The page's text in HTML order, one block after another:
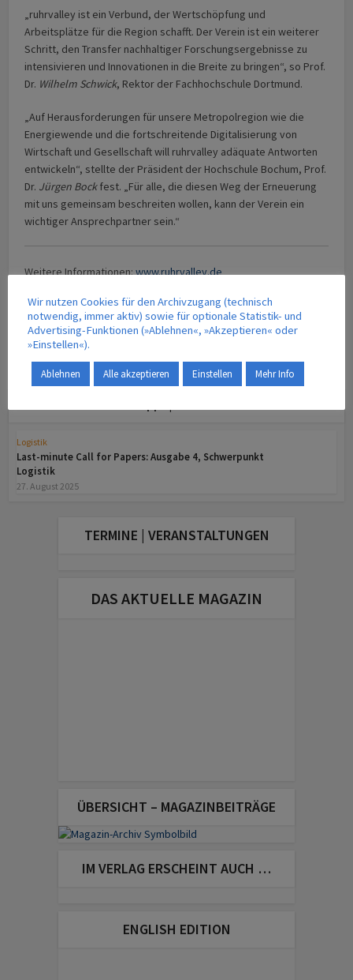
„ruhrvalley ist ein Verbund, der Wertschöpfung und
Arbeitsplätze für die Region schafft. Der Verein ist ein weiterer
Schritt, den Transfer nachhaltiger Forschungsergebnisse zu
intensivieren und Innovationen in die Breite zu bringen“, so Prof.
Dr. Wilhelm Schwick, Rektor der Fachhochschule Dortmund.
„Auf Herausforderungen für unsere Metropolregion wie die
Energiewende und die fortschreitende Digitalisierung von
Wirtschaft und Gesellschaft will ruhrvalley adäquate Antworten
entwickeln“, stellte der Präsident der Hochschule Bochum, Prof.
Dr. Jürgen Bockfest. „Für alle, die diesen Weg der Erneuerung
mit uns gemeinsam beschreiten wollen, kann der Verein ein
wichtiger Ansprechpartner sein.“
Weitere Informationen:www.ruhrvalley.de
Digitalisierung Energieversorgung
Mobilität
Wissenschaft
Logistik
Last-minute Call for Papers: Ausgabe 4, Schwerpunkt
Logistik
27. August 2025
TERMINE | VERANSTALTUNGEN
DAS AKTUELLE MAGAZIN
ÜBERSICHT – MAGAZINBEITRÄGE
IM VERLAG ERSCHEINT AUCH …
ENGLISH EDITION
Wir nutzen Cookies für den Archivzugang (technisch
notwendig, immer aktiv) sowie für optionale Statistik- und
Advertising-Funktionen (»Ablehnen«, »Akzeptieren« oder
»Einstellen«).
Ablehnen Alle akzeptieren Einstellen Mehr Info